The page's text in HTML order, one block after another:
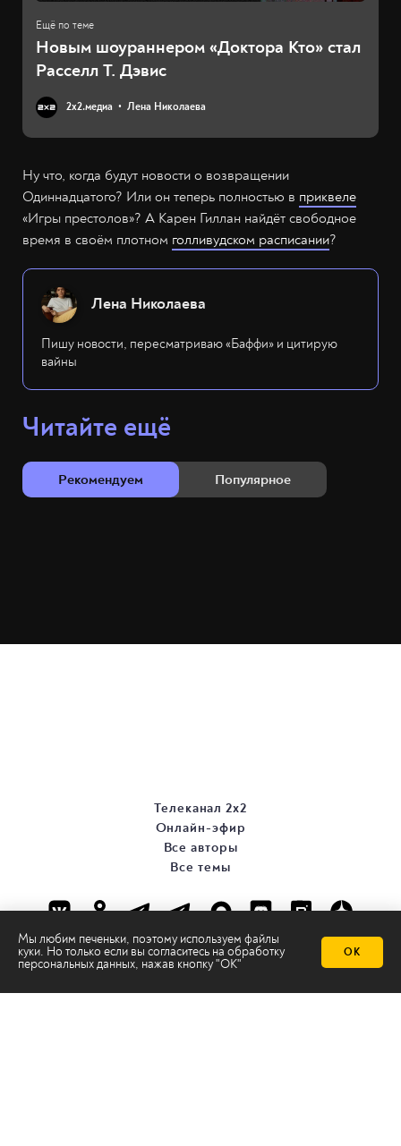
Новым шоураннером «Доктора Кто» стал
Расселл Т. Дэвис
2х2.медиа Лена Николаева
Ну что, когда будут новости о возвращении
Одиннадцатого? Или он теперь полностью в приквеле
«Игры престолов»? А Карен Гиллан найдёт свободное
время в своём плотном голливудском расписании?
Лена Николаева
Пишу новости, пересматриваю «Баффи» и цитирую
вайны
Читайте ещё
Рекомендуем Популярное
Мы любим печеньки, поэтому используем файлы
куки. Но только если вы согласитесь на обработку
персональных данных, нажав кнопку "ОК"
ОК
Телеканал 2х2
Онлайн-эфир
Все авторы
Все темы